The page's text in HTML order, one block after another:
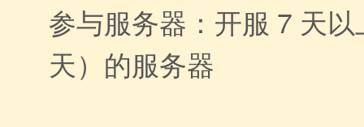
参与服务器：开服 7 天
天）的服务器